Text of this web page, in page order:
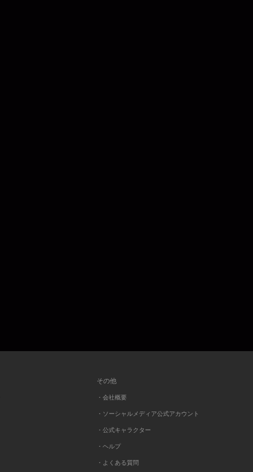
その他
・会社概要
・ソーシャルメディア公式アカウント
・公式キャラクター
・ヘルプ
・よくある質問